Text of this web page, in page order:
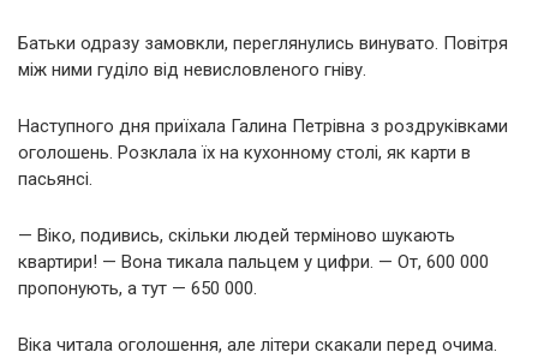
Батьки одразу замовкли, переглянулись винувато. Повітря
між ними гуділо від невисловленого гніву.
Наступного дня приїхала Галина Петрівна з роздруківками
оголошень. Розклала їх на кухонному столі, як карти в
пасьянсі.
— Віко, подивись, скільки людей терміново шукають
квартири! — Вона тикала пальцем у цифри. — От, 600 000
пропонують, а тут — 650 000.
Віка читала оголошення, але літери скакали перед очима.